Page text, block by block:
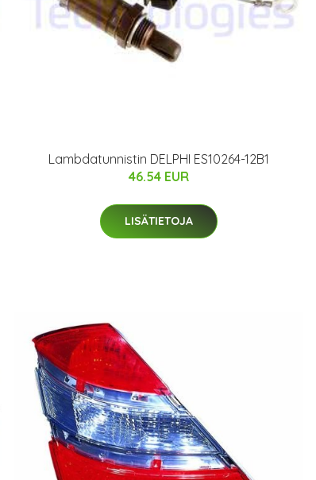
Lambdatunnistin DELPHI ES10264-12B1
46.54 EUR
LISÄTIETOJA